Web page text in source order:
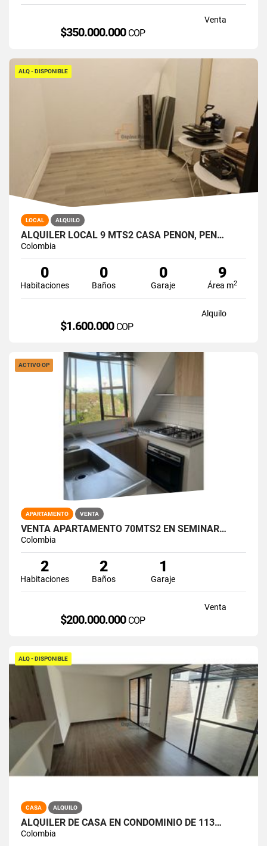
Venta
$350.000.000 COP
ALQ - DISPONIBLE
LOCAL ALQUILO
ALQUILER LOCAL 9 MTS2 CASA PEÑON, PEÑ…
Colombia
0
Habitaciones
0
Baños
0
Garaje
9
Área m2
Alquilo
$1.600.000 COP
ACTIVO OP
APARTAMENTO VENTA
VENTA APARTAMENTO 70MTS2 EN SEMINAR…
Colombia
2
Habitaciones
2
Baños
1
Garaje
Venta
$200.000.000 COP
ALQ - DISPONIBLE
CASA ALQUILO
ALQUILER DE CASA EN CONDOMINIO DE 113…
Colombia